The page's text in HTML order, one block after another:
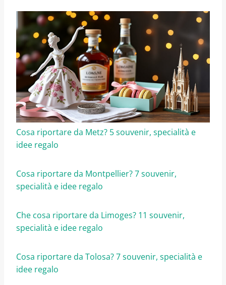
Cosa riportare da Metz? 5 souvenir, specialità e
idee regalo
Cosa riportare da Montpellier? 7 souvenir,
specialità e idee regalo
Che cosa riportare da Limoges? 11 souvenir,
specialità e idee regalo
Cosa riportare da Tolosa? 7 souvenir, specialità e
idee regalo